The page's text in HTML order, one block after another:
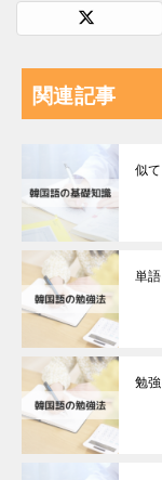
関連記事
似
単
勉